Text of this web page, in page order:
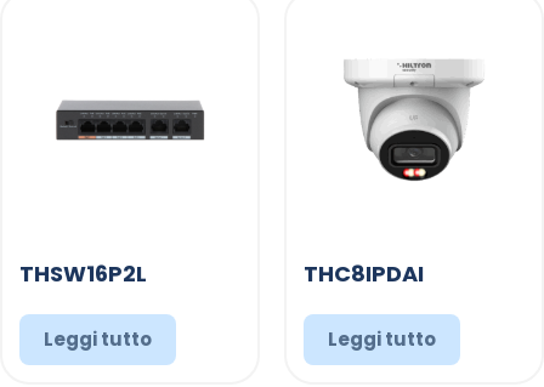
THSW16P2L
Leggi tutto
THC8IPDAI
Leggi tutto